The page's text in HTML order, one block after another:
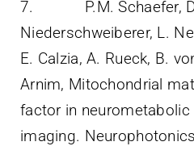
7. P.M. Schaefer, D.
Niederschweiberer, L.
E. Calzia, A. Rueck, B.
Arnim, Mitochondrial
factor in neurometabolic
imaging.